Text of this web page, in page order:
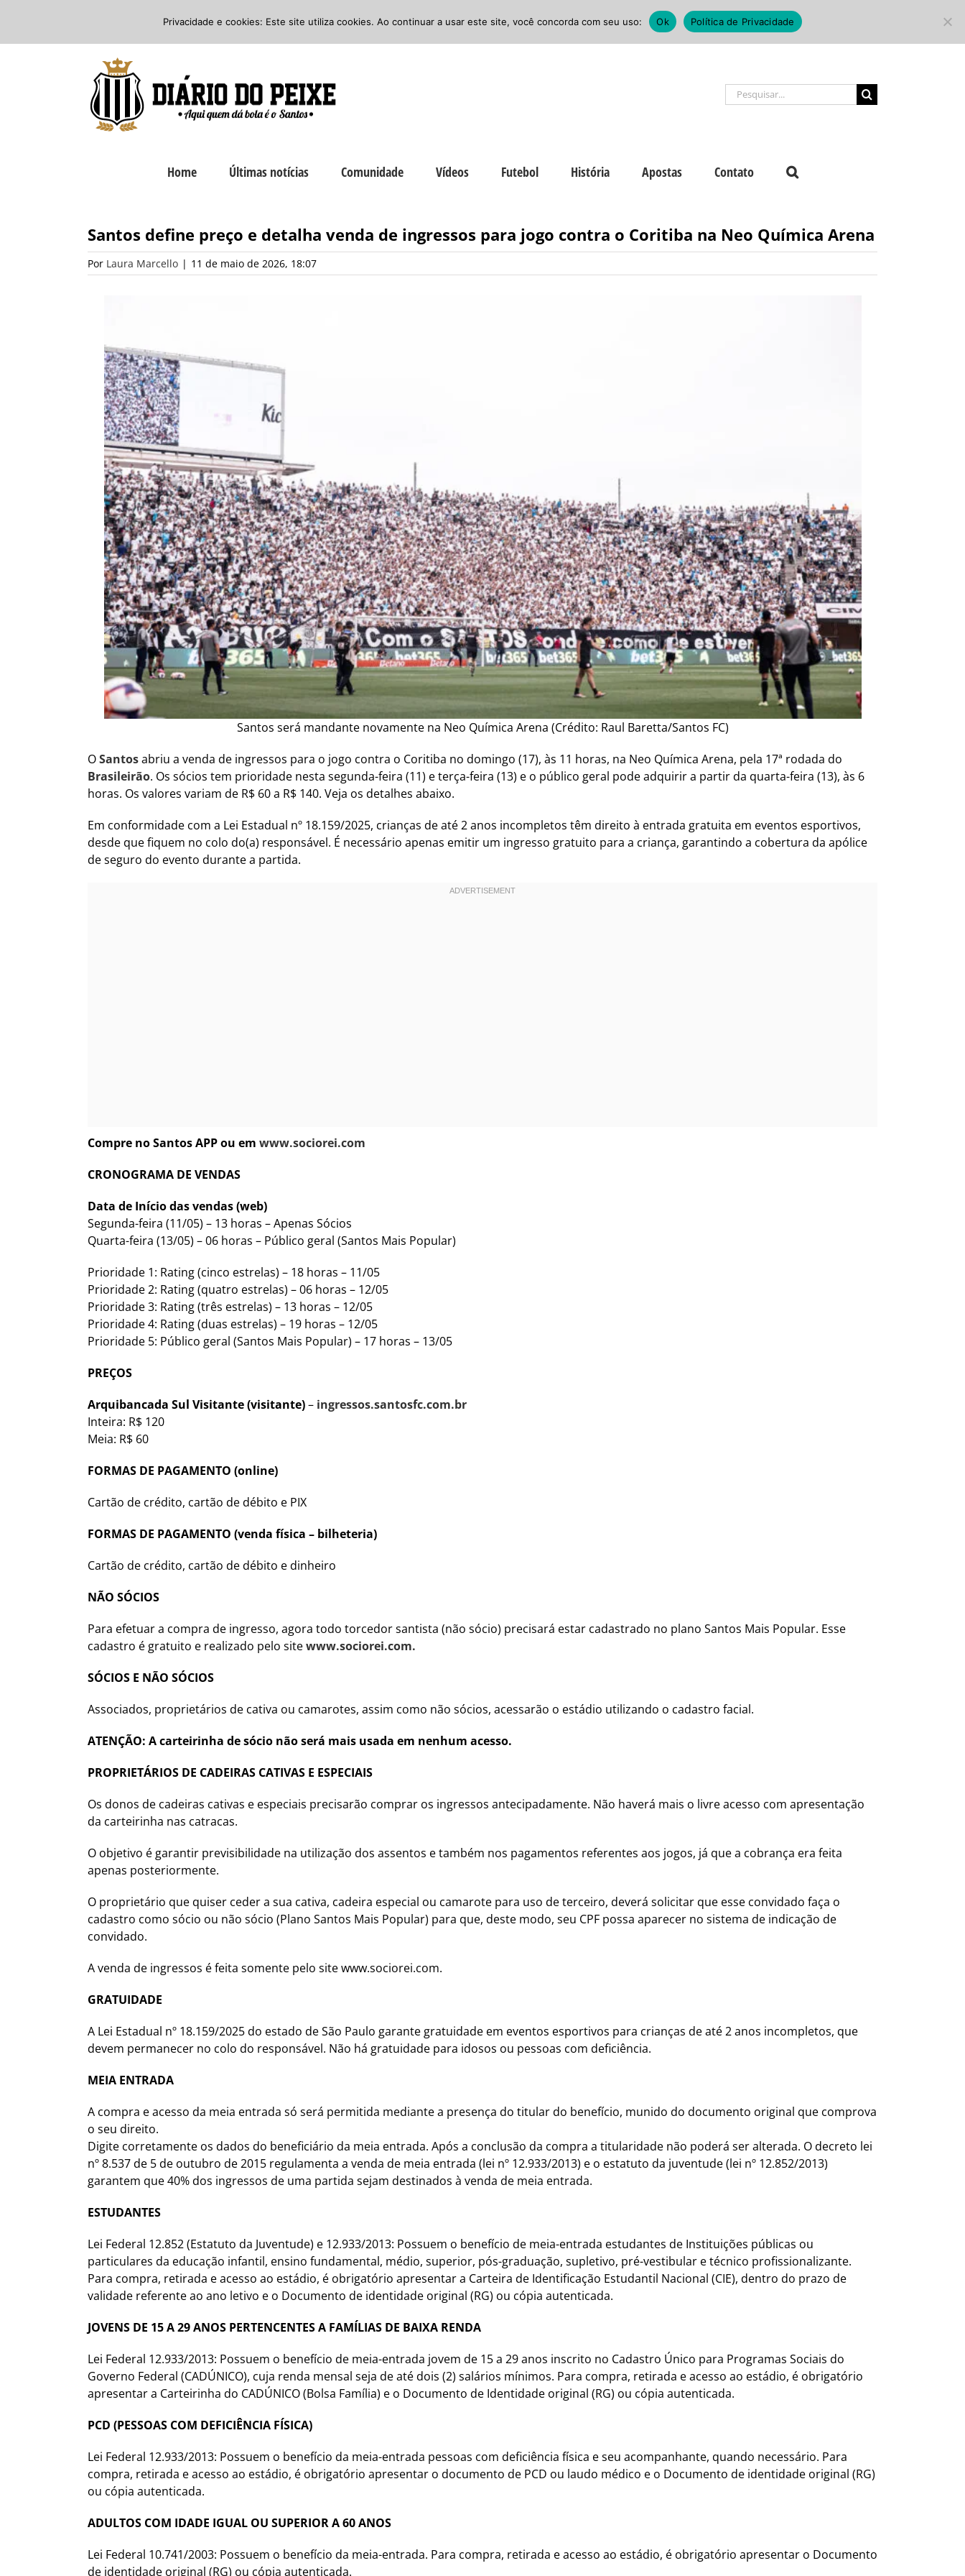
o
Facebook
Instagram
Buscar
resultados
Home Últimas notícias Comunidade Vídeos Futebol História Apostas Contato
Santos define preço e detalha venda de ingressos para jogo contra o Coritiba na Neo Química Arena
Por Laura Marcello | 11 de maio de 2026, 18:07
Santos será mandante novamente na Neo Química Arena (Crédito: Raul Baretta/Santos FC)
OSantosabriu a venda de ingressos para o jogo contra o Coritiba no domingo (17), às 11 horas, na Neo Química Arena, pela 17ª rodada do
Brasileirão. Os sócios tem prioridade nesta segunda-feira (11) e terça-feira (13) e o público geral pode adquirir a partir da quarta-feira (13), às 6
horas. Os valores variam de R$ 60 a R$ 140. Veja os detalhes abaixo.
Em conformidade com a Lei Estadual nº 18.159/2025, crianças de até 2 anos incompletos têm direito à entrada gratuita em eventos esportivos,
desde que fiquem no colo do(a) responsável. É necessário apenas emitir um ingresso gratuito para a criança, garantindo a cobertura da apólice
de seguro do evento durante a partida.
Compre no Santos APP ou em www.sociorei.com
CRONOGRAMA DE VENDAS
Data de Início das vendas (web)
Segunda-feira (11/05) – 13 horas – Apenas Sócios
Quarta-feira (13/05) – 06 horas – Público geral (Santos Mais Popular)
Prioridade 1: Rating (cinco estrelas) – 18 horas – 11/05
Prioridade 2: Rating (quatro estrelas) – 06 horas – 12/05
Prioridade 3: Rating (três estrelas) – 13 horas – 12/05
Prioridade 4: Rating (duas estrelas) – 19 horas – 12/05
Prioridade 5: Público geral (Santos Mais Popular) – 17 horas – 13/05
PREÇOS
Arquibancada Sul Visitante(visitante)– ingressos.santosfc.com.br
Inteira: R$ 120
Meia: R$ 60
FORMAS DE PAGAMENTO (online)
Cartão de crédito, cartão de débito e PIX
FORMAS DE PAGAMENTO (venda física – bilheteria)
Cartão de crédito, cartão de débito e dinheiro
NÃO SÓCIOS
Para efetuar a compra de ingresso, agora todo torcedor santista (não sócio) precisará estar cadastrado no plano Santos Mais Popular. Esse
cadastro é gratuito e realizado pelo sitewww.sociorei.com.
SÓCIOS E NÃO SÓCIOS
Associados, proprietários de cativa ou camarotes, assim como não sócios, acessarão o estádio utilizando o cadastro facial.
ATENÇÃO: A carteirinha de sócio não será mais usada em nenhum acesso.
PROPRIETÁRIOS DE CADEIRAS CATIVAS E ESPECIAIS
Os donos de cadeiras cativas e especiais precisarão comprar os ingressos antecipadamente. Não haverá mais o livre acesso com apresentação
da carteirinha nas catracas.
O objetivo é garantir previsibilidade na utilização dos assentos e também nos pagamentos referentes aos jogos, já que a cobrança era feita
apenas posteriormente.
O proprietário que quiser ceder a sua cativa, cadeira especial ou camarote para uso de terceiro, deverá solicitar que esse convidado faça o
cadastro como sócio ou não sócio (Plano Santos Mais Popular) para que, deste modo, seu CPF possa aparecer no sistema de indicação de
convidado.
A venda de ingressos é feita somente pelo site www.sociorei.com.
GRATUIDADE
A Lei Estadual nº 18.159/2025 do estado de São Paulo garante gratuidade em eventos esportivos para crianças de até 2 anos incompletos, que
devem permanecer no colo do responsável. Não há gratuidade para idosos ou pessoas com deficiência.
MEIA ENTRADA
A compra e acesso da meia entrada só será permitida mediante a presença do titular do benefício, munido do documento original que comprova
o seu direito.
Digite corretamente os dados do beneficiário da meia entrada. Após a conclusão da compra a titularidade não poderá ser alterada. O decreto lei
nº 8.537 de 5 de outubro de 2015 regulamenta a venda de meia entrada (lei nº 12.933/2013) e o estatuto da juventude (lei nº 12.852/2013)
garantem que 40% dos ingressos de uma partida sejam destinados à venda de meia entrada.
ESTUDANTES
Lei Federal 12.852 (Estatuto da Juventude) e 12.933/2013: Possuem o benefício de meia-entrada estudantes de Instituições públicas ou
particulares da educação infantil, ensino fundamental, médio, superior, pós-graduação, supletivo, pré-vestibular e técnico profissionalizante.
Para compra, retirada e acesso ao estádio, é obrigatório apresentar a Carteira de Identificação Estudantil Nacional (CIE), dentro do prazo de
validade referente ao ano letivo e o Documento de identidade original (RG) ou cópia autenticada.
JOVENS DE 15 A 29 ANOS PERTENCENTES A FAMÍLIAS DE BAIXA RENDA
Lei Federal 12.933/2013: Possuem o benefício de meia-entrada jovem de 15 a 29 anos inscrito no Cadastro Único para Programas Sociais do
Governo Federal (CADÚNICO), cuja renda mensal seja de até dois (2) salários mínimos. Para compra, retirada e acesso ao estádio, é obrigatório
apresentar a Carteirinha do CADÚNICO (Bolsa Família) e o Documento de Identidade original (RG) ou cópia autenticada.
PCD (PESSOAS COM DEFICIÊNCIA FÍSICA)
Lei Federal 12.933/2013: Possuem o benefício da meia-entrada pessoas com deficiência física e seu acompanhante, quando necessário. Para
compra, retirada e acesso ao estádio, é obrigatório apresentar o documento de PCD ou laudo médico e o Documento de identidade original (RG)
ou cópia autenticada.
ADULTOS COM IDADE IGUAL OU SUPERIOR A 60 ANOS
Lei Federal 10.741/2003: Possuem o benefício da meia-entrada. Para compra, retirada e acesso ao estádio, é obrigatório apresentar o Documento
de identidade original (RG) ou cópia autenticada.
Privacidade e cookies: Este site utiliza cookies. Ao continuar a usar este site, você concorda com seu uso: Ok Política de Privacidade